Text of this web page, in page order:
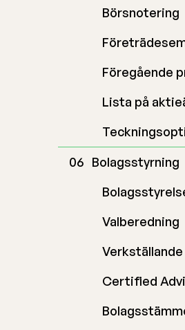
Börsnotering
Föregående
Lista på
Bolagsstyrning
Valberedning
Certified